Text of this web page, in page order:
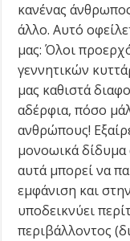
κανένας
άλλο. Αυτό
μας: Όλοι
γεννητικών
μας καθιστά
αδέρφια, πόσο
ανθρώπους!
μονοωικά δίδυμα
αυτά μπορεί να
εμφάνιση και
υποδεικνύει
περιβάλλοντος